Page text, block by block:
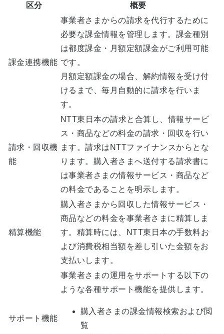
区分 概要
課金連携機能
事業者さまからの請求を代行するために
必要な課金情報を管理します。課金種別
は都度課金・月額定額課金がご利用可能
です。
月額定額課金の場合、解約情報を受け付
けるまで、毎月自動的に請求を行いま
す。
請求・回収機
能
NTT東日本の請求と合算し、情報サービ
ス・商品などの料金の請求・回収を行い
ます。請求はNTTファイナンスからとな
ります。購入者さまへ送付する請求書に
は事業者さまの情報サービス・商品など
の料金であることを明示します。
精算機能
購入者さまから回収した情報サービス・
商品などの料金を事業者さまに精算しま
す。精算時には、NTT東日本の手数料お
よび消費税相当額を差し引いた金額をお
支払いします。
サポート機能
事業者さまの運用をサポートする以下の
ような各種サポート機能を提供します。
購入者さまの課金情報検索および閲
覧